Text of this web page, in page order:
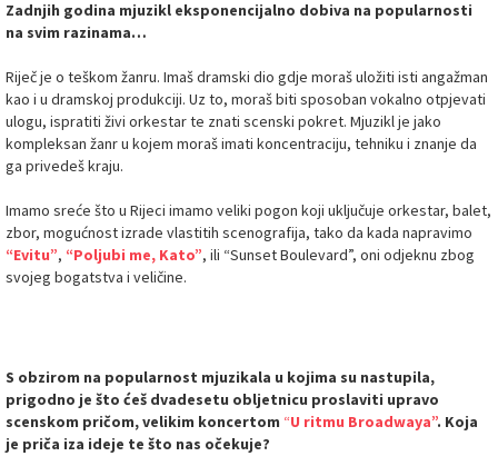
Zadnjih godina mjuzikl eksponencijalno dobiva na popularnosti
na svim razinama…
Riječ je o teškom žanru. Imaš dramski dio gdje moraš uložiti isti angažman
kao i u dramskoj produkciji. Uz to, moraš biti sposoban vokalno otpjevati
ulogu, ispratiti živi orkestar te znati scenski pokret. Mjuzikl je jako
kompleksan žanr u kojem moraš imati koncentraciju, tehniku i znanje da
ga privedeš kraju.
Imamo sreće što u Rijeci imamo veliki pogon koji uključuje orkestar, balet,
zbor, mogućnost izrade vlastitih scenografija, tako da kada napravimo
“Evitu”, “Poljubi me, Kato”, ili “Sunset Boulevard”, oni odjeknu zbog
svojeg bogatstva i veličine.
S obzirom na popularnost mjuzikala u kojima su nastupila,
prigodno je što ćeš dvadesetu obljetnicu proslaviti upravo
scenskom pričom, velikim koncertom “U ritmu Broadwaya”. Koja
je priča iza ideje te što nas očekuje?